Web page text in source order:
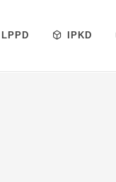
LPPD IPKD